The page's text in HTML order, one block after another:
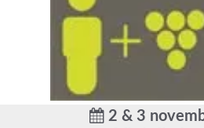
2 & 3